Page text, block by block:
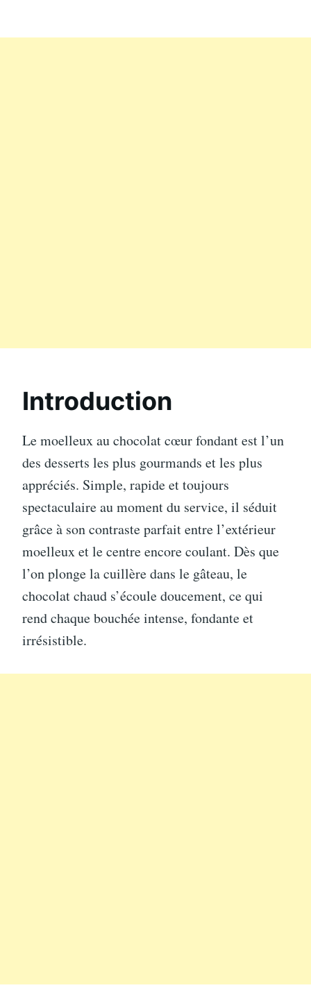
Introduction
Le moelleux au chocolat cœur fondant est l’un
des desserts les plus gourmands et les plus
appréciés. Simple, rapide et toujours
spectaculaire au moment du service, il séduit
grâce à son contraste parfait entre l’extérieur
moelleux et le centre encore coulant. Dès que
l’on plonge la cuillère dans le gâteau, le
chocolat chaud s’écoule doucement, ce qui
rend chaque bouchée intense, fondante et
irrésistible.